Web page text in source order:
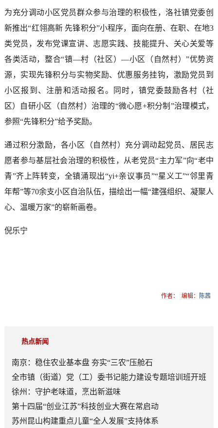
为充分调动小区党员群众参与治理的积极性，洛社镇党委创
新推出“红翎高新 先锋积分”小程序，面向在册、在职、在地3
类党员，发布党课宣讲、志愿实践、技能提升、关心关爱等
各类活动，整合“镇—村（社区）—小区（自然村）”优势资
源，实现先锋积分与实物奖励、优惠服务挂钩，激励党员到
小区报到、注册和活动报名。同时，镇党委鼓励各村（社
区）自研小区（自然村）治理的“微心愿+积分制”治理模式，
参照“先锋积分”给予奖励。
通过积分激励，各小区（自然村）充分调动起党员、居民志
愿者参与基层社会治理的积极性，从老党员“主力军”向“老中
青”齐上阵转变，全镇涌现出“yi+亲议事员”“星义工”“邻里青
年帮”等70余支小区自治队伍，描绘出一幅“建强组织、凝聚人
心、温暖万家”的崭新画卷。
倪乐宁
作者： 编辑： 陈茜
热点新闻
南京：稳住农业基本盘 夯实“三农”压舱石
全市镇（街道）党（工）委书记能力建设专题培训班开班
徐州：守护老味道，烹出新滋味
第十四届“创业江苏”科技创业大赛在常启动
苏州昆山构建重点儿童“全人发展”支持体系